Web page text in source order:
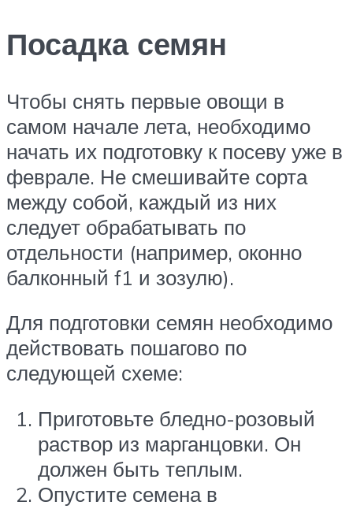
Посадка семян
Чтобы снять первые овощи в
самом начале лета, необходимо
начать их подготовку к посеву уже в
феврале. Не смешивайте сорта
между собой, каждый из них
следует обрабатывать по
отдельности (например, оконно
балконный f1 и зозулю).
Для подготовки семян необходимо
действовать пошагово по
следующей схеме:
Приготовьте бледно-розовый
раствор из марганцовки. Он
должен быть теплым.
Опустите семена в